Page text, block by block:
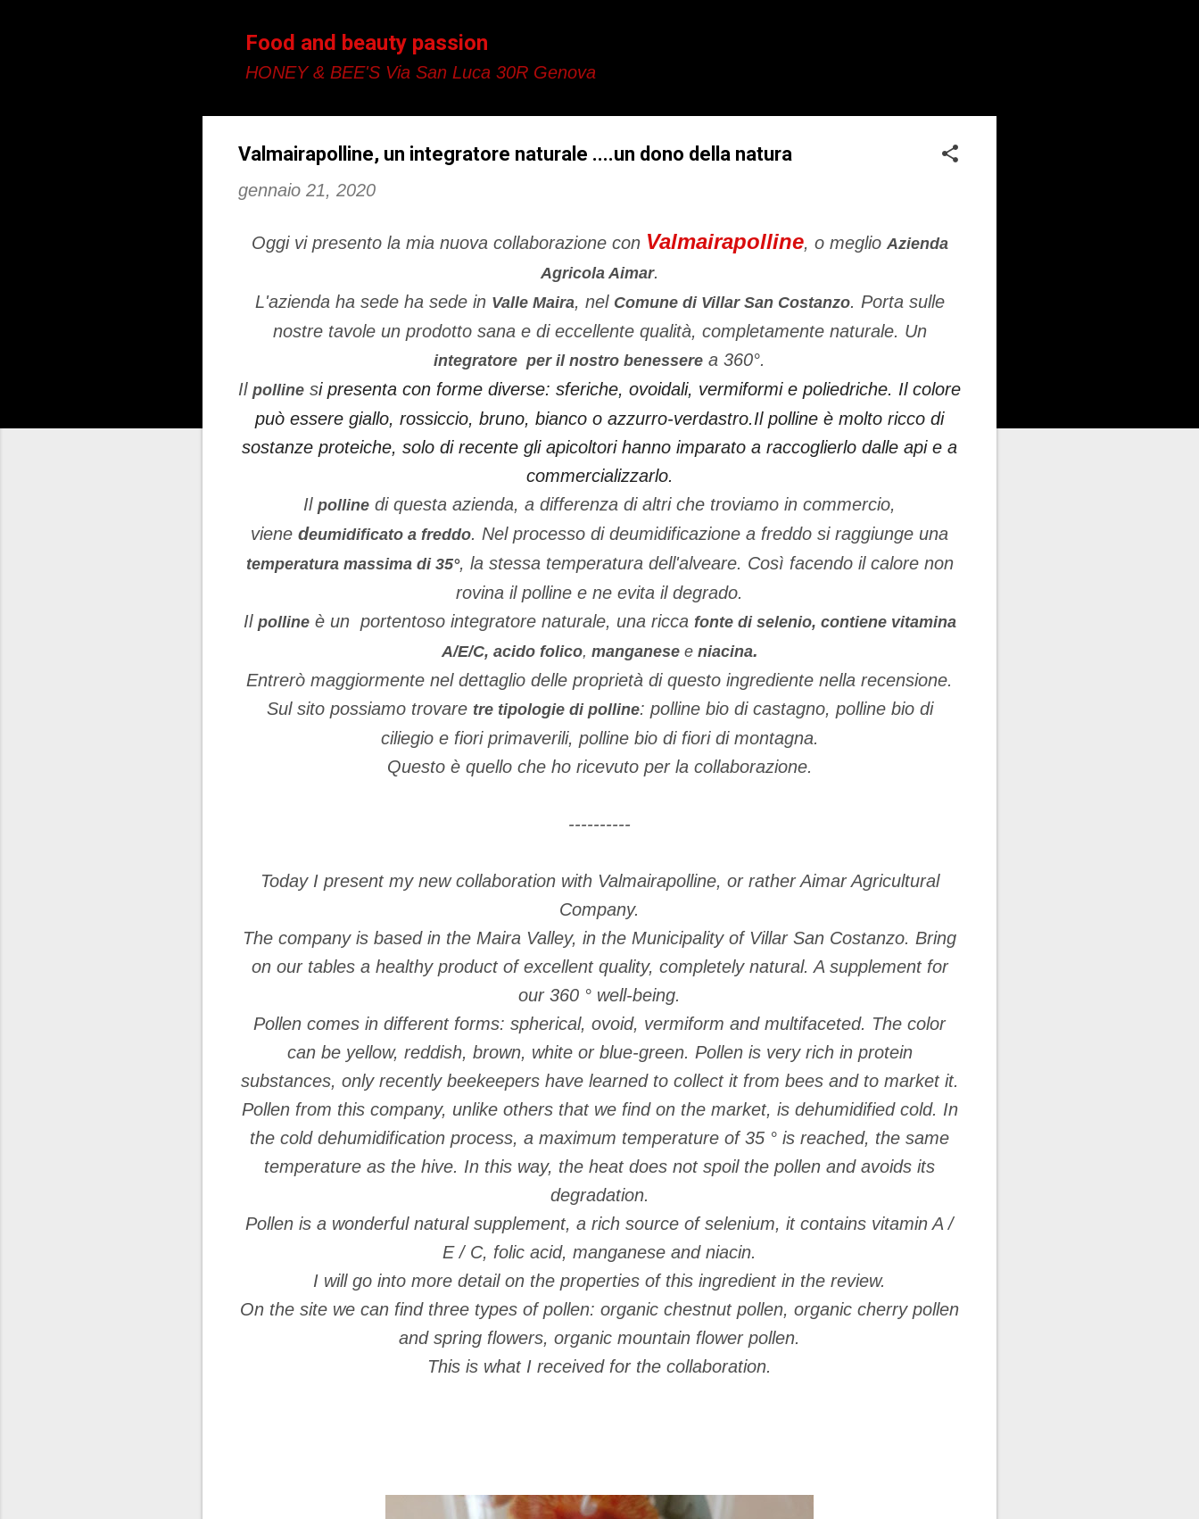
Food and beauty passion
HONEY & BEE'S Via San Luca 30R Genova
Valmairapolline, un integratore naturale ....un dono della natura
gennaio 21, 2020
Oggi vi presento la mia nuova collaborazione con Valmairapolline, o meglio Azienda
Agricola Aimar.
L'azienda ha sede ha sede in Valle Maira, nel Comune di Villar San Costanzo. Porta sulle
nostre tavole un prodotto sana e di eccellente qualità, completamente naturale. Un
integratore per il nostro benessere a 360°.
Il polline si presenta con forme diverse: sferiche, ovoidali, vermiformi e poliedriche. Il colore
può essere giallo, rossiccio, bruno, bianco o azzurro-verdastro.Il polline è molto ricco di
sostanze proteiche, solo di recente gli apicoltori hanno imparato a raccoglierlo dalle api e a
commercializzarlo.
Il polline di questa azienda, a differenza di altri che troviamo in commercio,
viene deumidificato a freddo. Nel processo di deumidificazione a freddo si raggiunge una
temperatura massima di 35°, la stessa temperatura dell'alveare. Così facendo il calore non
rovina il polline e ne evita il degrado.
Il pollineè un portentoso integratore naturale, una ricca fonte di selenio, contiene vitamina
A/E/C, acido folico, manganesee niacina.
Entrerò maggiormente nel dettaglio delle proprietà di questo ingrediente nella recensione.
Sul sito possiamo trovare tre tipologie di polline: polline bio di castagno, polline bio di
ciliegio e fiori primaverili, polline bio di fiori di montagna.
Questo è quello che ho ricevuto per la collaborazione.
----------
Today I present my new collaboration with Valmairapolline, or rather Aimar Agricultural
Company.
The company is based in the Maira Valley, in the Municipality of Villar San Costanzo. Bring
on our tables a healthy product of excellent quality, completely natural. A supplement for
our 360 ° well-being.
Pollen comes in different forms: spherical, ovoid, vermiform and multifaceted. The color
can be yellow, reddish, brown, white or blue-green. Pollen is very rich in protein
substances, only recently beekeepers have learned to collect it from bees and to market it.
Pollen from this company, unlike others that we find on the market, is dehumidified cold. In
the cold dehumidification process, a maximum temperature of 35 ° is reached, the same
temperature as the hive. In this way, the heat does not spoil the pollen and avoids its
degradation.
Pollen is a wonderful natural supplement, a rich source of selenium, it contains vitamin A /
E / C, folic acid, manganese and niacin.
I will go into more detail on the properties of this ingredient in the review.
On the site we can find three types of pollen: organic chestnut pollen, organic cherry pollen
and spring flowers, organic mountain flower pollen.
This is what I received for the collaboration.